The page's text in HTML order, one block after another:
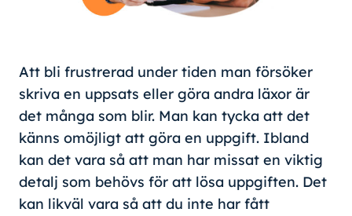
Att bli frustrerad under tiden man försöker
skriva en uppsats eller göra andra läxor är
det många som blir. Man kan tycka att det
känns omöjligt att göra en uppgift. Ibland
kan det vara så att man har missat en viktig
detalj som behövs för att lösa uppgiften. Det
kan likväl vara så att du inte har fått